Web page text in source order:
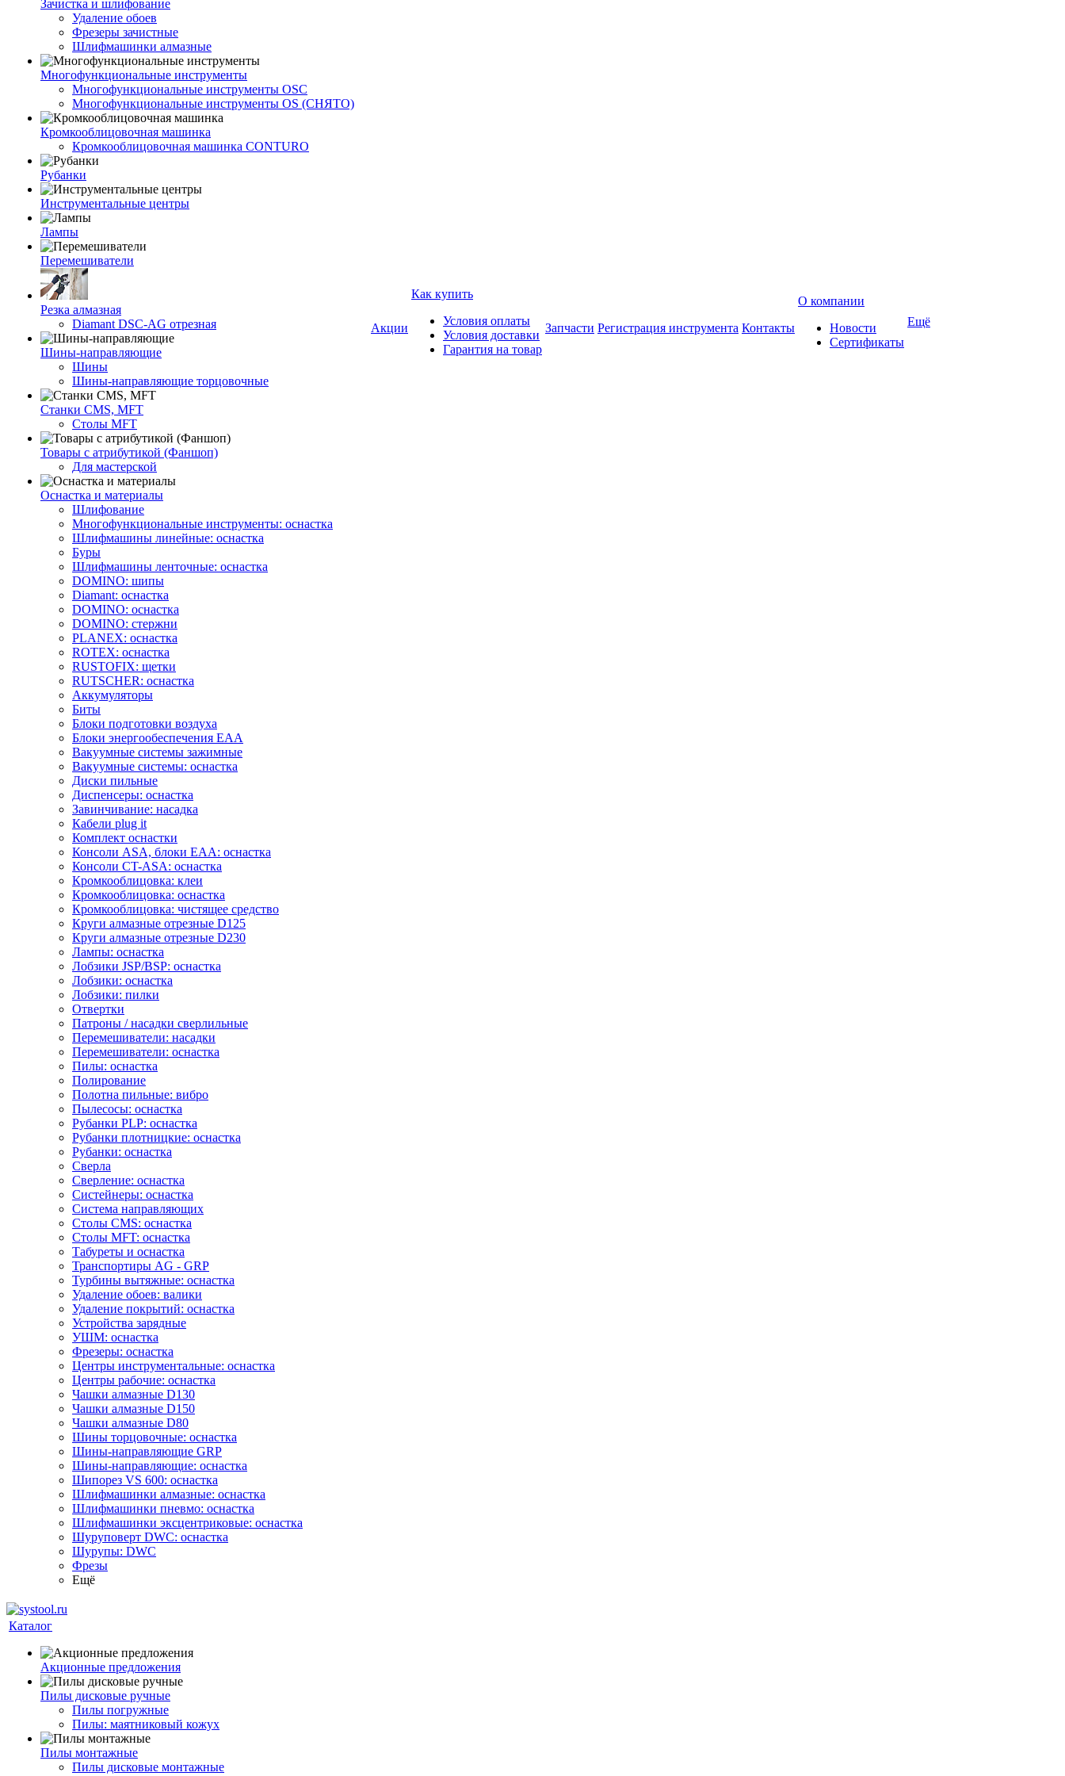
Зачистка и шлифование
Удаление обоев
Фрезеры зачистные
Шлифмашинки алмазные
Многофункциональные инструменты
Многофункциональные инструменты OSC
Многофункциональные инструменты OS (СНЯТО)
Кромкооблицовочная машинка
Кромкооблицовочная машинка CONTURO
Рубанки
Инструментальные центры
Лампы
Перемешиватели
Резка алмазная
Diamant DSC-AG отрезная
Шины-направляющие
Шины
Шины-направляющие торцовочные
Станки CMS, MFT
Столы MFT
Товары с атрибутикой (Фаншоп)
Для мастерской
Оснастка и материалы
Шлифование
Многофункциональные инструменты: оснастка
Шлифмашины линейные: оснастка
Буры
Шлифмашины ленточные: оснастка
DOMINO: шипы
Diamant: оснастка
DOMINO: оснастка
DOMINO: стержни
PLANEX: оснастка
ROTEX: оснастка
RUSTOFIX: щетки
RUTSCHER: оснастка
Аккумуляторы
Биты
Блоки подготовки воздуха
Блоки энергообеспечения EAA
Вакуумные системы зажимные
Вакуумные системы: оснастка
Диски пильные
Диспенсеры: оснастка
Завинчивание: насадка
Кабели plug it
Комплект оснастки
Консоли ASA, блоки EAA: оснастка
Консоли CT-ASA: оснастка
Кромкооблицовка: клеи
Кромкооблицовка: оснастка
Кромкооблицовка: чистящее средство
Круги алмазные отрезные D125
Круги алмазные отрезные D230
Лампы: оснастка
Лобзики JSP/BSP: оснастка
Лобзики: оснастка
Лобзики: пилки
Отвертки
Патроны / насадки сверлильные
Перемешиватели: насадки
Перемешиватели: оснастка
Пилы: оснастка
Полирование
Полотна пильные: вибро
Пылесосы: оснастка
Рубанки PLP: оснастка
Рубанки плотницкие: оснастка
Рубанки: оснастка
Сверла
Сверление: оснастка
Систейнеры: оснастка
Система направляющих
Столы CMS: оснастка
Столы MFT: оснастка
Табуреты и оснастка
Транспортиры AG - GRP
Турбины вытяжные: оснастка
Удаление обоев: валики
Удаление покрытий: оснастка
Устройства зарядные
УШМ: оснастка
Фрезеры: оснастка
Центры инструментальные: оснастка
Центры рабочие: оснастка
Чашки алмазные D130
Чашки алмазные D150
Чашки алмазные D80
Шины торцовочные: оснастка
Шины-направляющие GRP
Шины-направляющие: оснастка
Шипорез VS 600: оснастка
Шлифмашинки алмазные: оснастка
Шлифмашинки пневмо: оснастка
Шлифмашинки эксцентриковые: оснастка
Шуруповерт DWC: оснастка
Шурупы: DWC
Фрезы
Ещё
Акции
Как купить
Условия оплаты
Условия доставки
Гарантия на товар
Запчасти Регистрация инструмента Контакты
О компании
Новости
Сертификаты
Ещё
Каталог
Акционные предложения
Пилы дисковые ручные
Пилы погружные
Пилы: маятниковый кожух
Пилы монтажные
Пилы дисковые монтажные